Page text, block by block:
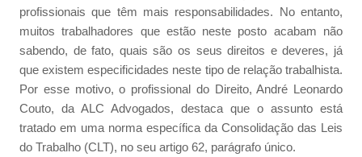
profissionais que têm mais responsabilidades. No entanto,
muitos trabalhadores que estão neste posto acabam não
sabendo, de fato, quais são os seus direitos e deveres, já
que existem especificidades neste tipo de relação trabalhista.
Por esse motivo, o profissional do Direito, André Leonardo
Couto, da ALC Advogados, destaca que o assunto está
tratado em uma norma específica da Consolidação das Leis
do Trabalho (CLT), no seu artigo 62, parágrafo único.